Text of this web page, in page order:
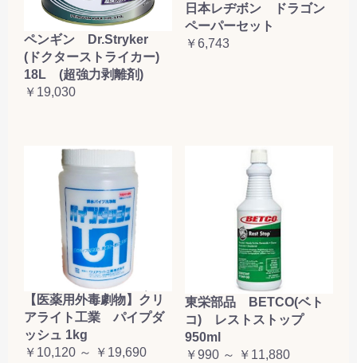
ペンギン Dr.Stryker
(ドクターストライカー)
18L (超強力剥離剤)
￥19,030
日本レヂボン ドラゴン
ペーパーセット
￥6,743
【医薬用外毒劇物】クリ
アライト工業 パイプダ
ッシュ 1kg
￥10,120 ～ ￥19,690
東栄部品 BETCO(ベト
コ) レストストップ
950ml
￥990 ～ ￥11,880